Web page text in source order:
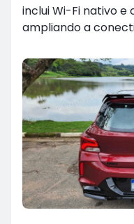
inclui Wi-Fi nativo
ampliando a